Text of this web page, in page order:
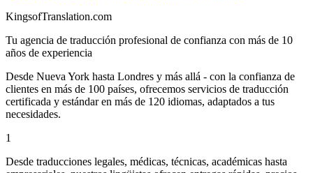
KingsofTranslation.com
Tu agencia de traducción profesional de confianza con más de 10
años de experiencia
Desde Nueva York hasta Londres y más allá - con la confianza de
clientes en más de 100 países, ofrecemos servicios de traducción
certificada y estándar en más de 120 idiomas, adaptados a tus
necesidades.
1
Desde traducciones legales, médicas, técnicas, académicas hasta